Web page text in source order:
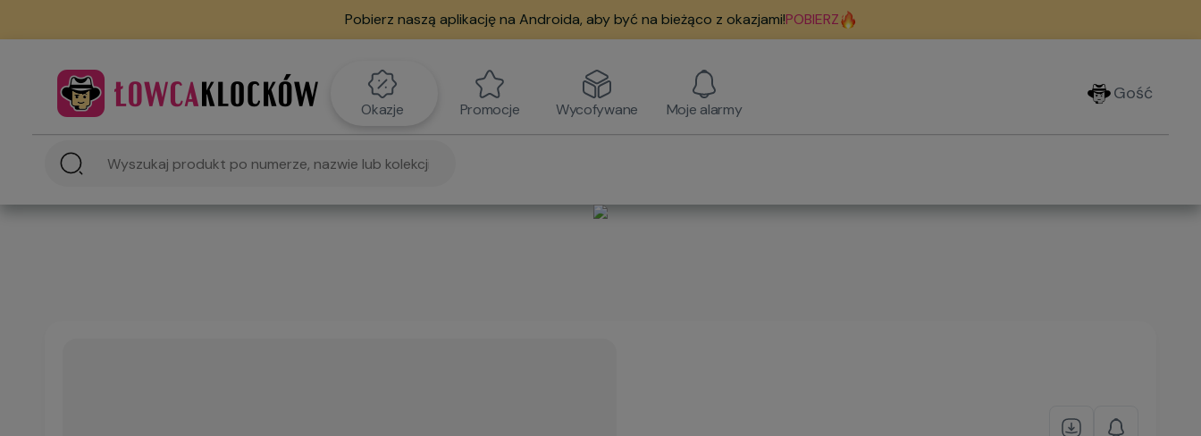
Pobierz naszą aplikację na Androida, aby być na bieżąco z okazjami!POBIERZ
Okazje Promocje Wycofywane Moje alarmy
Gość